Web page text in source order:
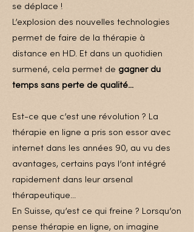
se déplace !
L’explosion des nouvelles technologies
permet de faire de la thérapie à
distance en HD. Et dans un quotidien
surmené, cela permet de gagner du
temps sans perte de qualité...
Est-ce que c’est une révolution ? La
thérapie en ligne a pris son essor avec
internet dans les années 90, au vu des
avantages, certains pays l’ont intégré
rapidement dans leur arsenal
thérapeutique...
En Suisse, qu’est ce qui freine ? Lorsqu’on
pense thérapie en ligne, on imagine